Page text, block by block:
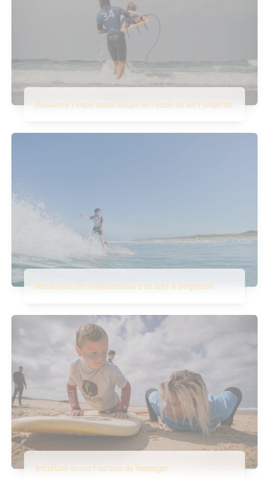
Découvrir l’expérience unique de l’école de surf chipiron
Découvrez les meilleurs cours de surf à Seignosse
Initiation au surf au club de Hossegor